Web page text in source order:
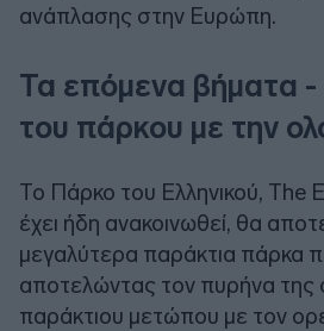
ανάπλασης στην Ευρώπη.
Τα επόμενα βήματα -
του πάρκου με την
Το Πάρκο του Ελληνικού, The
έχει ήδη ανακοινωθεί, θα
μεγαλύτερα παράκτια πάρκα
αποτελώντας τον πυρήνα της
παράκτιου μετώπου με τον